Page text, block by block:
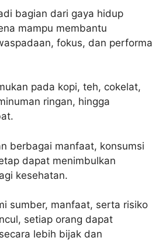
bagian dari gaya hidup
mampu membantu
fokus, dan performa
pada kopi, teh, cokelat,
ringan, hingga
berbagai manfaat, konsumsi
dapat menimbulkan
kesehatan.
sumber, manfaat, serta risiko
setiap orang dapat
lebih bijak dan